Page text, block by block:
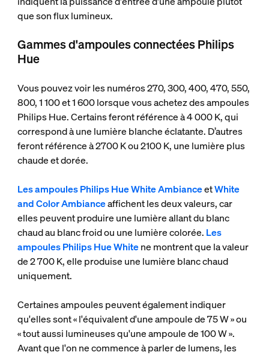
que son flux lumineux.
Gammes d'ampoules connectées Philips
Hue
Vous pouvez voir les numéros 270, 300, 400, 470, 550,
800, 1 100 et 1 600 lorsque vous achetez des ampoules
Philips Hue. Certains feront référence à 4 000 K, qui
correspond à une lumière blanche éclatante. D’autres
feront référence à 2700 K ou 2100 K, une lumière plus
chaude et dorée.
Les ampoules Philips Hue White AmbianceetWhite
and Color Ambianceaffichent les deux valeurs, car
elles peuvent produire une lumière allant du blanc
chaud au blanc froid ou une lumière colorée. Les
ampoules Philips Hue Whitene montrent que la valeur
de 2 700 K, elle produise une lumière blanc chaud
uniquement.
Certaines ampoules peuvent également indiquer
qu'elles sont « l'équivalent d'une ampoule de 75 W » ou
« tout aussi lumineuses qu'une ampoule de 100 W ».
Avant que l'on ne commence à parler de lumens, les